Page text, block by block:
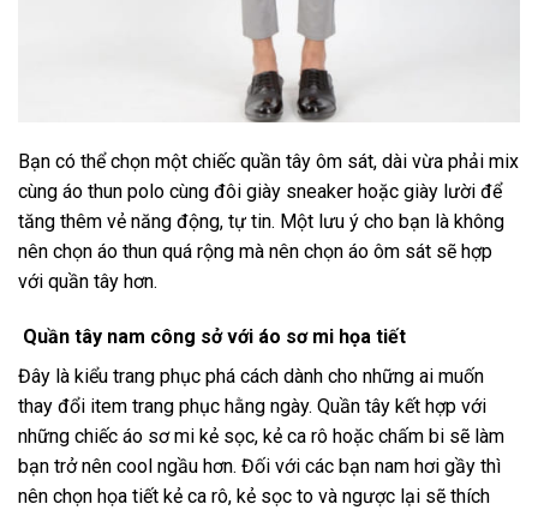
Bạn có thể chọn một chiếc quần tây ôm sát, dài vừa phải mix
cùng áo thun polo cùng đôi giày sneaker hoặc giày lười để
tăng thêm vẻ năng động, tự tin. Một lưu ý cho bạn là không
nên chọn áo thun quá rộng mà nên chọn áo ôm sát sẽ hợp
với quần tây hơn.
Quần tây nam công sở với áo sơ mi họa tiết
Đây là kiểu trang phục phá cách dành cho những ai muốn
thay đổi item trang phục hằng ngày. Quần tây kết hợp với
những chiếc áo sơ mi kẻ sọc, kẻ ca rô hoặc chấm bi sẽ làm
bạn trở nên cool ngầu hơn. Đối với các bạn nam hơi gầy thì
nên chọn họa tiết kẻ ca rô, kẻ sọc to và ngược lại sẽ thích